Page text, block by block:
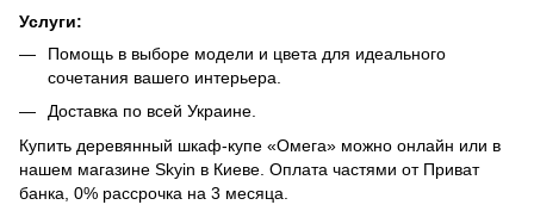
Услуги:
Помощь в выборе модели и цвета для идеального
сочетания вашего интерьера.
Доставка по всей Украине.
Купить деревянный шкаф-купе «Омега» можно онлайн или в
нашем магазине Skyin в Киеве. Оплата частями от Приват
банка, 0% рассрочка на 3 месяца.